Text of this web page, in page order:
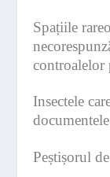
Spațiile
controalelor
Insectele
documentele
Peștișorul